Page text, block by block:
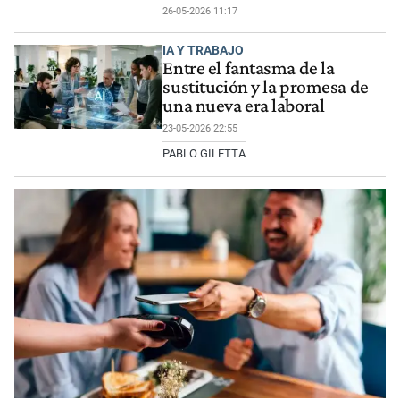
26-05-2026 11:17
IA Y TRABAJO
Entre el fantasma de la
sustitución y la promesa de
una nueva era laboral
23-05-2026 22:55
PABLO GILETTA